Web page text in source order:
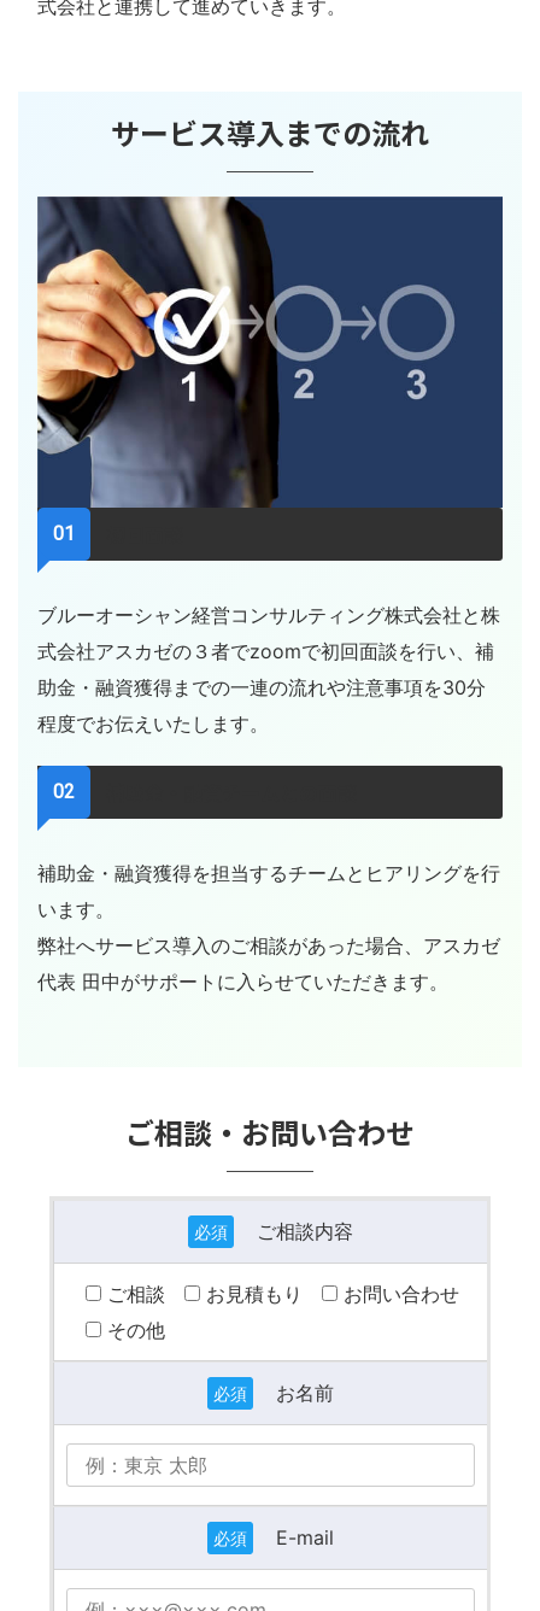
式会社と連携して進めていきます。
サービス導入までの流れ
ブルーオーシャン経営コンサルティング株式会社と株
式会社アスカゼの３者でzoomで初回面談を行い、補
助金・融資獲得までの一連の流れや注意事項を30分
程度でお伝えいたします。
補助金・融資獲得を担当するチームとヒアリングを行
います。
弊社へサービス導入のご相談があった場合、アスカゼ
代表 田中がサポートに入らせていただきます。
ご相談・お問い合わせ
必須 ご相談内容
ご相談 お見積もり
お問い合わせ
その他
必須 お名前
必須 E-mail